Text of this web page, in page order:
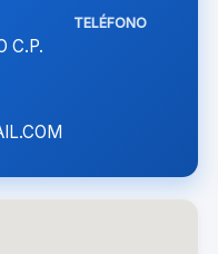
C.P.
TELÉFONO